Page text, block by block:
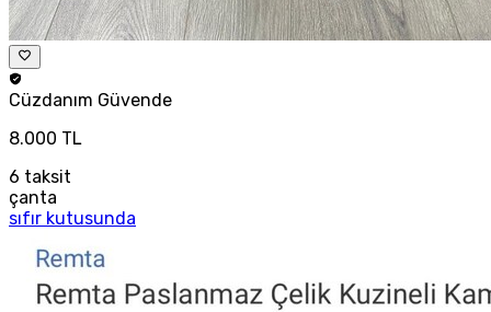
Cüzdanım Güvende
8.000 TL
6 taksit
çanta
sıfır kutusunda